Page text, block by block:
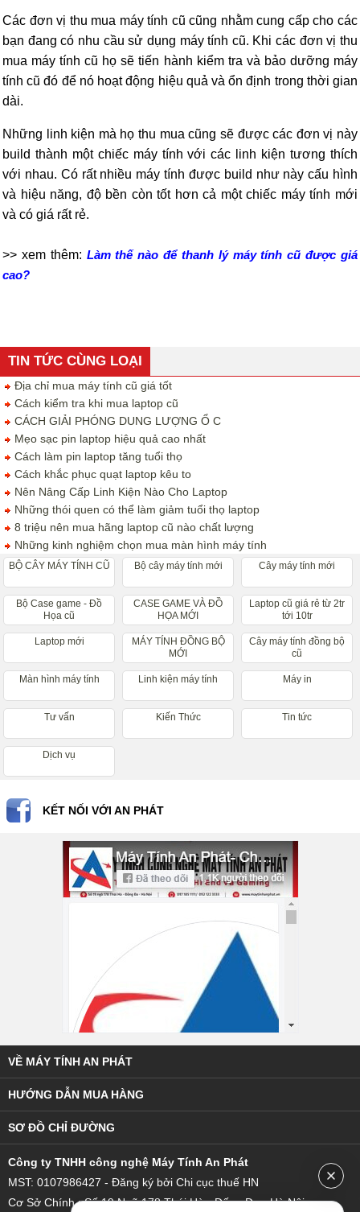
Các đơn vị thu mua máy tính cũ cũng nhằm cung cấp cho các
bạn đang có nhu cầu sử dụng máy tính cũ. Khi các đơn vị thu
mua máy tính cũ họ sẽ tiến hành kiểm tra và bảo dưỡng máy
tính cũ đó để nó hoạt động hiệu quả và ổn định trong thời gian
dài.
Những linh kiện mà họ thu mua cũng sẽ được các đơn vị này
build thành một chiếc máy tính với các linh kiện tương thích
với nhau. Có rất nhiều máy tính được build như này cấu hình
và hiệu năng, độ bền còn tốt hơn cả một chiếc máy tính mới
và có giá rất rẻ.
>> xem thêm: Làm thế nào để thanh lý máy tính cũ được giá
cao?
TIN TỨC CÙNG LOẠI
Địa chỉ mua máy tính cũ giá tốt
Cách kiểm tra khi mua laptop cũ
CÁCH GIẢI PHÓNG DUNG LƯỢNG Ổ C
Mẹo sạc pin laptop hiệu quả cao nhất
Cách làm pin laptop tăng tuổi thọ
Cách khắc phục quạt laptop kêu to
Nên Nâng Cấp Linh Kiện Nào Cho Laptop
Những thói quen có thể làm giảm tuổi thọ laptop
8 triệu nên mua hãng laptop cũ nào chất lượng
Những kinh nghiệm chọn mua màn hình máy tính
BỘ CÂY MÁY TÍNH CŨ Bộ cây máy tính mới Cây máy tính mới
Bộ Case game - Đồ
Họa cũ
CASE GAME VÀ ĐỒ
HỌA MỚI
Laptop cũ giá rẻ từ 2tr
tới 10tr
Laptop mới
MÁY TÍNH ĐỒNG BỘ
MỚI
Cây máy tính đồng bộ
cũ
Màn hình máy tính Linh kiện máy tính Máy in
Tư vấn Kiến Thức Tin tức
Dịch vụ
KẾT NỐI VỚI AN PHÁT
VỀ MÁY TÍNH AN PHÁT
HƯỚNG DẪN MUA HÀNG
SƠ ĐỒ CHỈ ĐƯỜNG
Công ty TNHH công nghệ Máy Tính An Phát
MST: 0107986427 - Đăng ký bởi Chi cục thuế HN
Cơ Sở Chính : Số 19 Ngõ 178 Thái Hà - Đống Đa - Hà Nội